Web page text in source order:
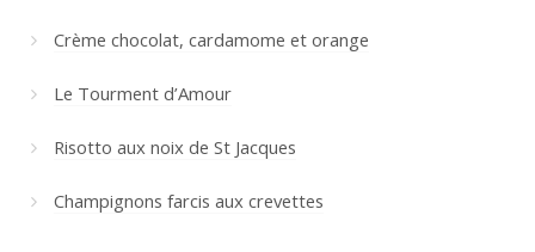
Crème chocolat, cardamome et orange
Le Tourment d’Amour
Risotto aux noix de St Jacques
Champignons farcis aux crevettes